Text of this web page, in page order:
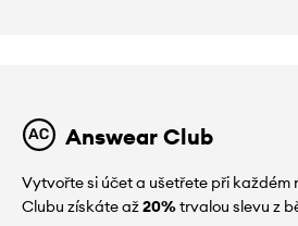
Answear Club
Vytvořte si účet a ušetřete při každém
Clubu získáte až20%trvalou slevu z